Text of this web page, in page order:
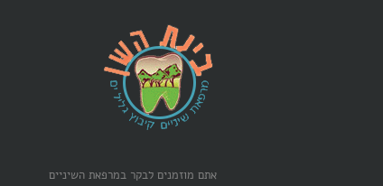
אתם מוזמנים לבקר במרפאת השיניים